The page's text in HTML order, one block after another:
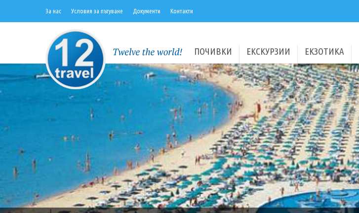
За нас Условия за пътуване Документи Контакти
ПОЧИВКИ ЕКСКУРЗИИ ЕКЗОТИКА